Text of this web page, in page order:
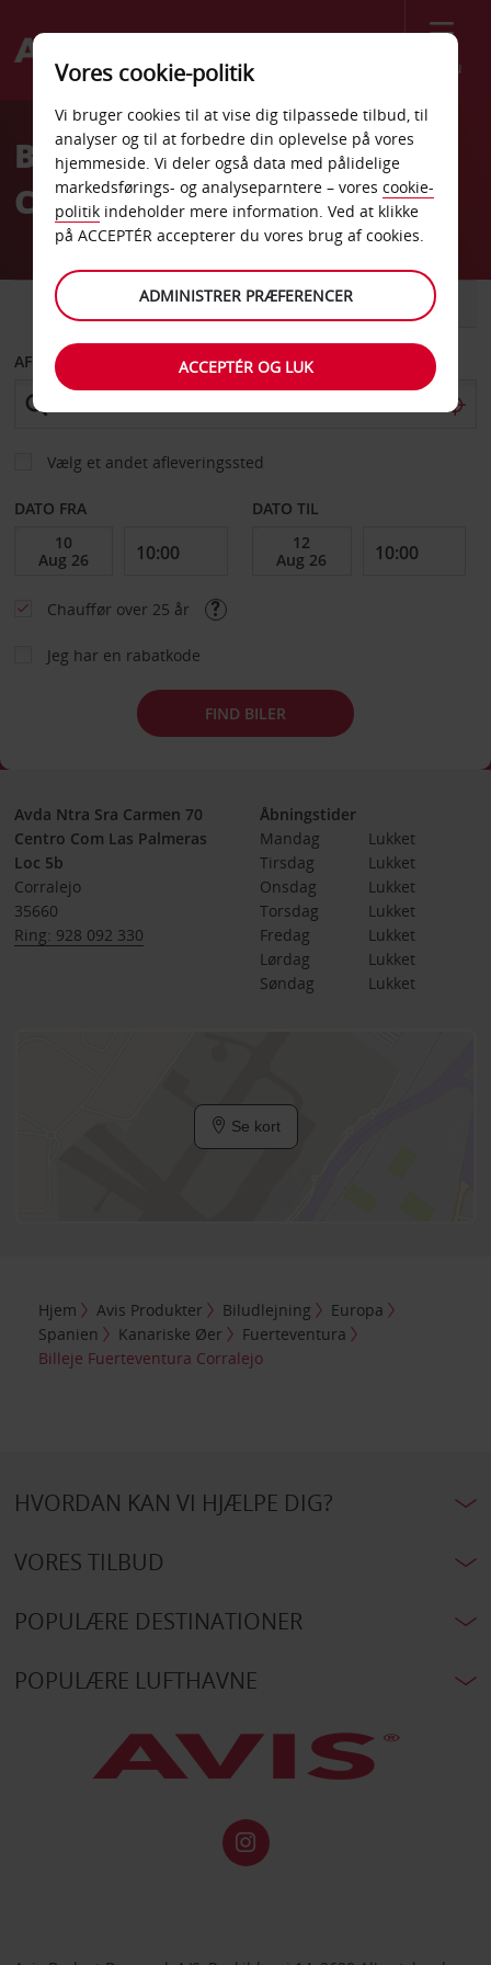
Menu
Welcome
AvisBilleje Fuerteventura
Corralejo
VAREVOGN
AFHENT FRA
Vælg et andet afleveringssted
DATO FRA DATO TIL
Chauffør over 25 år
Jeg har en rabatkode
FIND BILER
Avda Ntra Sra Carmen 70
Centro Com Las Palmeras
Loc 5b
Corralejo
35660
Ring: 928 092 330
Åbningstider
Mandag
Lukket
Tirsdag
Lukket
Onsdag
Lukket
Torsdag
Lukket
Fredag
Lukket
Lørdag
Lukket
Søndag
Lukket
Se kort
Hjem Avis Produkter Biludlejning
Europa
Spanien
Kanariske Øer
Fuerteventura
Billeje Fuerteventura Corralejo
HVORDAN KAN VI HJÆLPE DIG?
VORES TILBUD
POPULÆRE DESTINATIONER
POPULÆRE LUFTHAVNE
Vores cookie-politik
Vi bruger cookies til at vise dig tilpassede tilbud, til
analyser og til at forbedre din oplevelse på vores
hjemmeside. Vi deler også data med pålidelige
markedsførings- og analyseparntere – vores cookie-
politik indeholder mere information. Ved at klikke
på ACCEPTÉR accepterer du vores brug af cookies.
ADMINISTRER PRÆFERENCER
ACCEPTÉR OG LUK